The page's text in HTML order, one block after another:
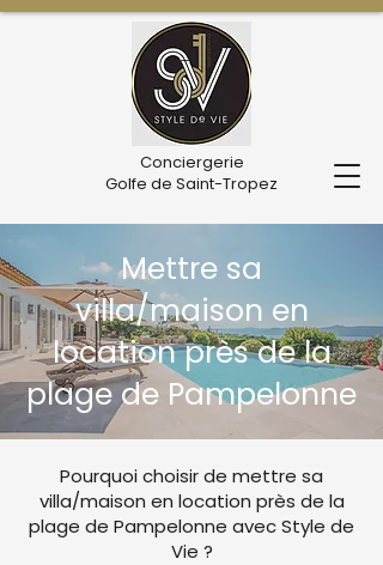
Conciergerie
Golfe de Saint-Tropez
Mettre sa
villa/maison en
location près de la
plage de Pampelonne
Pourquoi choisir de mettre sa
villa/maison en location près de la
plage de Pampelonne avec Style de
Vie ?